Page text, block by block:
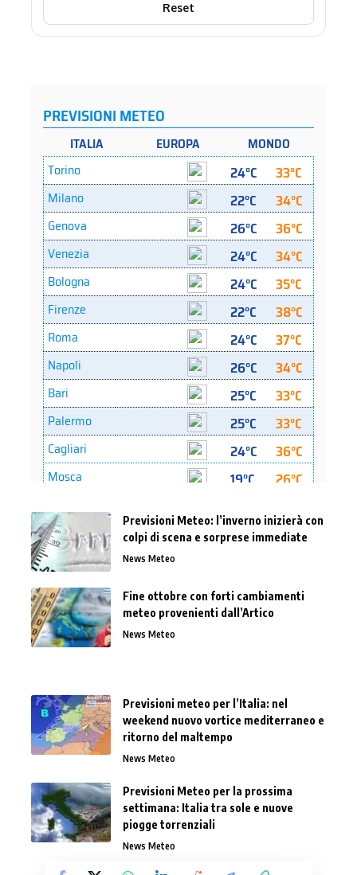
Reset
Previsioni Meteo: l’inverno inizierà con
colpi di scena e sorprese immediate
News Meteo
Fine ottobre con forti cambiamenti
meteo provenienti dall’Artico
News Meteo
Previsioni meteo per l’Italia: nel
weekend nuovo vortice mediterraneo e
ritorno del maltempo
News Meteo
Previsioni Meteo per la prossima
settimana: Italia tra sole e nuove
piogge torrenziali
News Meteo